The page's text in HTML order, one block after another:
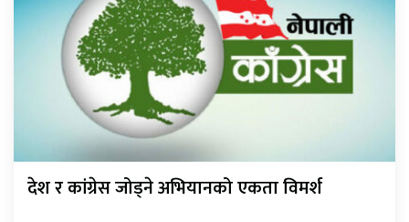
देश र कांग्रेस जोड्ने अभियानको एकता विमर्श